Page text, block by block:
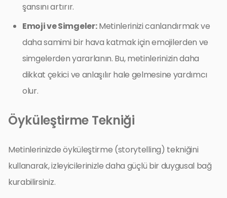
şansını artırır.
Emoji ve Simgeler:Metinlerinizi canlandırmak ve
daha samimi bir hava katmak için emojilerden ve
simgelerden yararlanın. Bu, metinlerinizin daha
dikkat çekici ve anlaşılır hale gelmesine yardımcı
olur.
Öyküleştirme Tekniği
Metinlerinizde öyküleştirme (storytelling) tekniğini
kullanarak, izleyicilerinizle daha güçlü bir duygusal bağ
kurabilirsiniz.